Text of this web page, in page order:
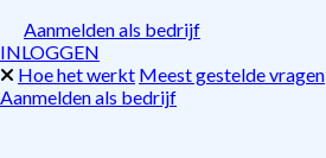
Aanmelden als bedrijf
INLOGGEN
Hoe het werkt Meest gestelde vragen
Aanmelden als bedrijf